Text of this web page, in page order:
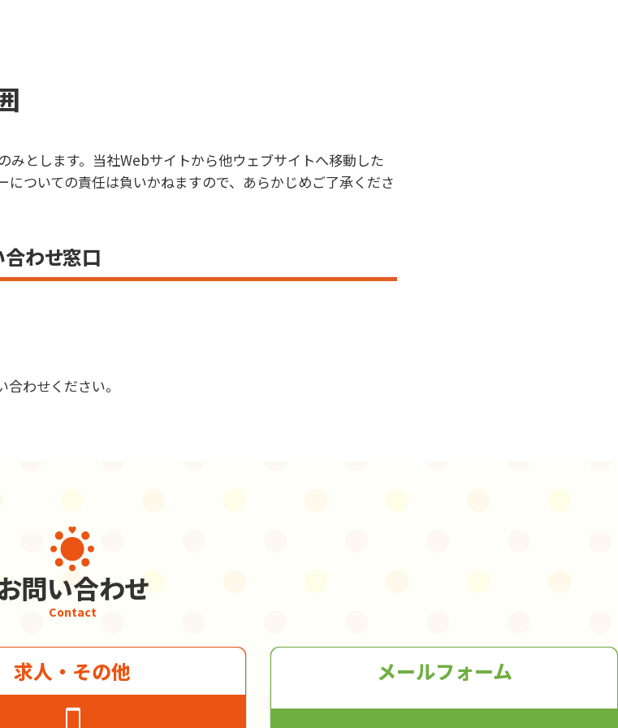
みとします。当社Webサイトから他ウェブサイトへ移動した
ついての責任は負いかねますので、あらかじめご了承くださ
わせ窓口
合わせください。
問い合わせ
Contact
求人・その他 メールフォーム